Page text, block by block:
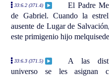
33:6.2 (371.4)
El Padre
de Gabriel. Cuando la
ausente de Lugar de
este primigenio hijo
33:6.3 (371.5)
A las
universo se les asignan